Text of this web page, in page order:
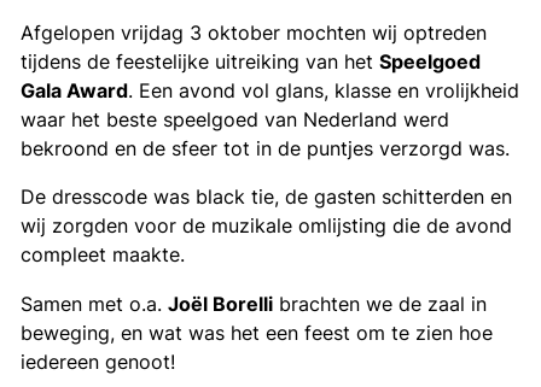
Afgelopen vrijdag 3 oktober mochten wij optreden
tijdens de feestelijke uitreiking van het Speelgoed
Gala Award. Een avond vol glans, klasse en vrolijkheid
waar het beste speelgoed van Nederland werd
bekroond en de sfeer tot in de puntjes verzorgd was.
De dresscode was black tie, de gasten schitterden en
wij zorgden voor de muzikale omlijsting die de avond
compleet maakte.
Samen met o.a. Joël Borellibrachten we de zaal in
beweging, en wat was het een feest om te zien hoe
iedereen genoot!